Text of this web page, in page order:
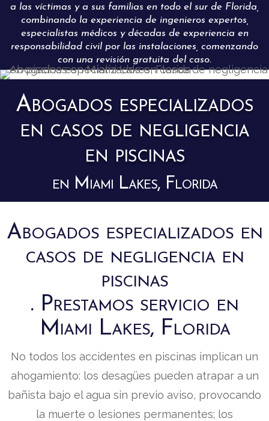
a las víctimas y a sus familias en todo el sur de Florida,
combinando la experiencia de ingenieros expertos,
especialistas médicos y décadas de experiencia en
responsabilidad civil por las instalaciones, comenzando
con una revisión gratuita del caso.
Abogados especializados
en casos de negligencia
en piscinas
en Miami Lakes, Florida
Abogados especializados en
casos de negligencia en
piscinas
. Prestamos servicio en
Miami Lakes, Florida
No todos los accidentes en piscinas implican un
ahogamiento: los desagües pueden atrapar a un
bañista bajo el agua sin previo aviso, provocando
la muerte o lesiones permanentes; los